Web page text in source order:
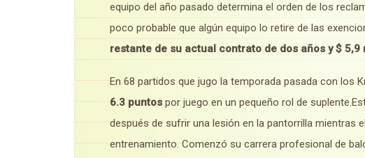
equipo del año pasado determina el orden de los
poco probable que algún equipo lo retire de las
restante de su actual contrato de dos años y $ 5,9
En 68 partidos que jugo la temporada pasada con los
6.3 puntos por juego en un pequeño rol de
después de sufrir una lesión en la pantorrilla mientras
entrenamiento. Comenzó su carrera profesional de